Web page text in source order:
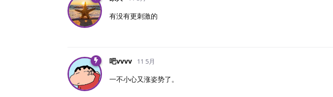
有没有更刺激的
吧vvvv 11 5月
一不小心又涨姿势了。